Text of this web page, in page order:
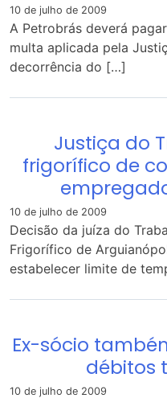
10 de julho de 2009
A Petrobrás deverá
multa aplicada pela
decorrência do […]
Justiça do
frigorífico de
10 de julho de 2009
Decisão da juíza do
Frigorífico de
estabelecer limite de
Ex-sócio
débitos
10 de julho de 2009